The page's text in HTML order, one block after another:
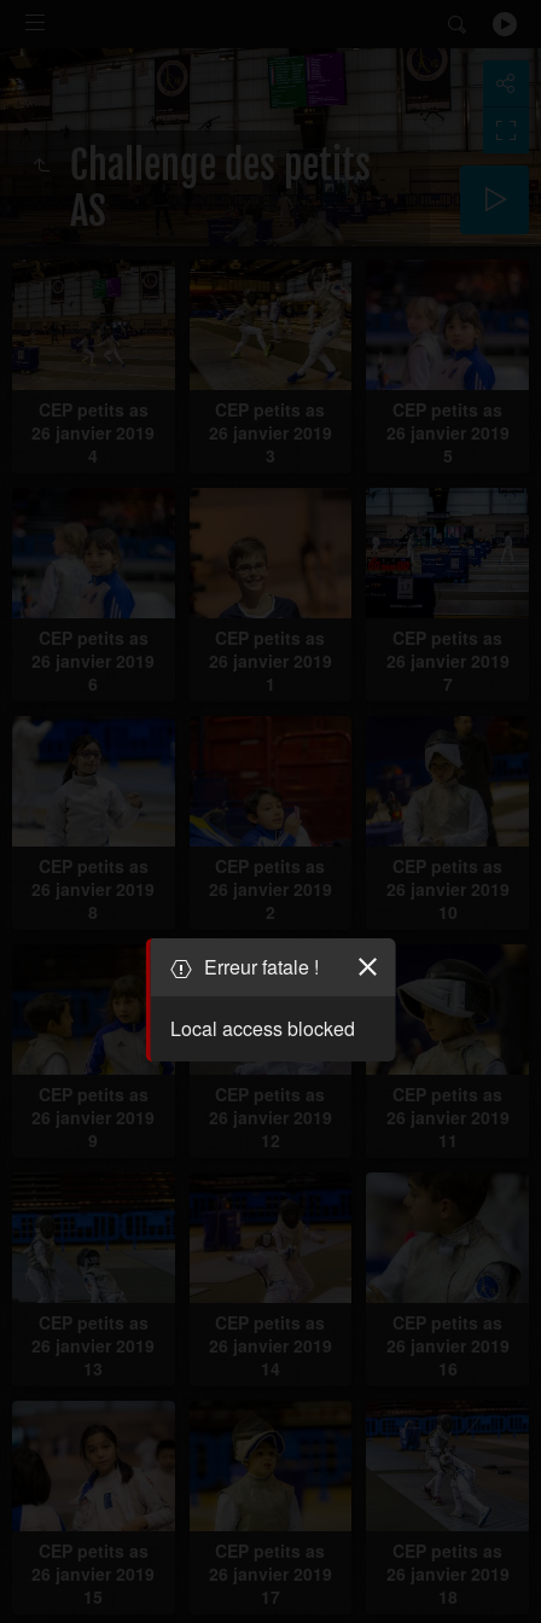
Challenge des petits
AS
CEP petits as
26 janvier 2019
4
CEP petits as
26 janvier 2019
3
CEP petits as
26 janvier 2019
5
CEP petits as
26 janvier 2019
6
CEP petits as
26 janvier 2019
1
CEP petits as
26 janvier 2019
7
CEP petits as
26 janvier 2019
8
CEP petits as
26 janvier 2019
2
CEP petits as
26 janvier 2019
10
CEP petits as
26 janvier 2019
9
CEP petits as
26 janvier 2019
12
CEP petits as
26 janvier 2019
11
CEP petits as
26 janvier 2019
13
CEP petits as
26 janvier 2019
14
CEP petits as
26 janvier 2019
16
CEP petits as
26 janvier 2019
15
CEP petits as
26 janvier 2019
17
CEP petits as
26 janvier 2019
18
Erreur fatale !
Local access blocked